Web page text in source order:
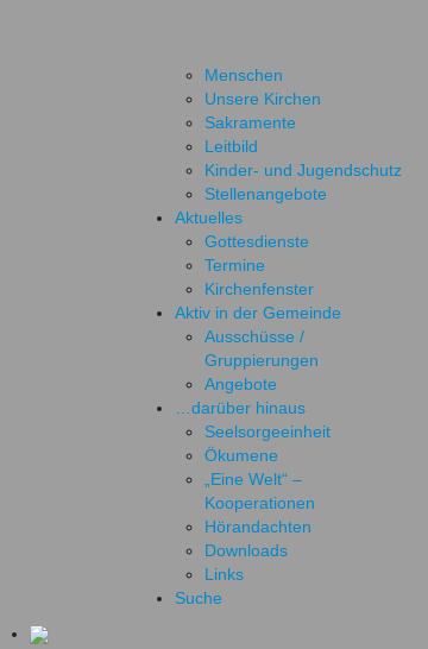
Menschen
Unsere Kirchen
Sakramente
Leitbild
Kinder- und Jugendschutz
Stellenangebote
Aktuelles
Gottesdienste
Termine
Kirchenfenster
Aktiv in der Gemeinde
Ausschüsse /
Gruppierungen
Angebote
…darüber hinaus
Seelsorgeeinheit
Ökumene
„Eine Welt“ –
Kooperationen
Hörandachten
Downloads
Links
Suche